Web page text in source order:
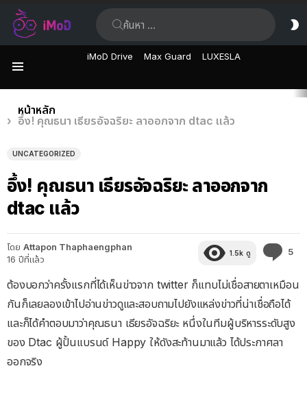
iMoD Drive Max Guard LUXESLA
เรื่อง
ล่าสุด
คุณอยู่ที่นี่:
หน้าหลัก
อึ้ง! คุณธนา เธียรอัจฉริยะ ลาออกจาก dtac แล้ว
UNCATEGORIZED
อึ้ง! คุณธนา เธียรอัจฉริยะ ลาออกจาก
dtac แล้ว
โดย Attapon Thaphaengphan
16 ปีที่แล้ว
1.5k ดู 5
ต้องบอกว่าครั้งแรกที่ได้เห็นข่าวจาก twitter ก็แทบไม่เชื่อสายตาเหมือน
กันก็เลยลองเข้าไปอ่านข่าวดูและสอบถามไปยังแหล่งข่าวที่น่าเชื่อถือได้
และก็ได้คำตอบมาว่าคุณธนา เธียรอัจฉริยะ หนึ่งในทีมผู้บริหารระดับสูง
ของ Dtac ผู้ปั้นแบรนด์ Happy ให้ดังสะท้านมาแล้ว ได้ประกาศลา
ออกจริง